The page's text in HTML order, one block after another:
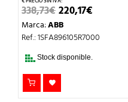
338,73€EL
PRECIO
ORIGINAL
ERA:
220,17€
ES:
Marca:ABB
Ref.: 1SFA896105R7000
Stock disponible.